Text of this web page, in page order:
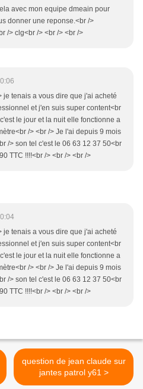
avec mon equipe dmeain pour
donner une reponse.<br />
/> clg<br /> <br /> <br />
je tenais a vous dire que j'ai acheté
et j'en suis super content<br
le jour et la nuit elle fonctionne a
/> <br /> Je l'ai depuis 9 mois
/> son tel c'est le 06 63 12 37 50<br
TTC !!!!<br /> <br /> <br />
je tenais a vous dire que j'ai acheté
et j'en suis super content<br
le jour et la nuit elle fonctionne a
/> <br /> Je l'ai depuis 9 mois
/> son tel c'est le 06 63 12 37 50<br
TTC !!!!<br /> <br /> <br />
question de jean claude sur
jantes patrol y61 >